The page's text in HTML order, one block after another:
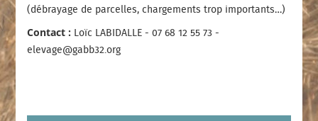
(débrayage de parcelles, chargements trop importants…)
Contact : Loïc LABIDALLE - 07 68 12 55 73 -
elevage@gabb32.org